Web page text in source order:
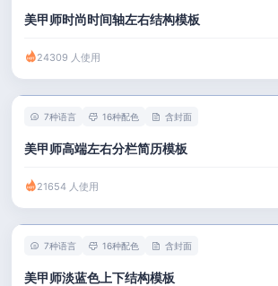
美甲师时尚时间轴左右结构模板
24309 人使用
7种语言 16种配色 含封面
美甲师高端左右分栏简历模板
21654 人使用
7种语言 16种配色 含封面
美甲师淡蓝色上下结构模板